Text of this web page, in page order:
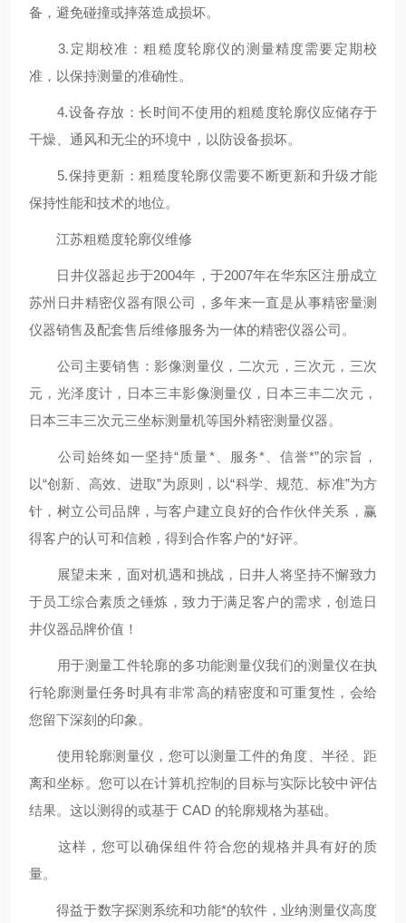
备，避免碰撞或摔落造成损坏。
3.定期校准：粗糙度轮廓仪的测量精度需要定期校
准，以保持测量的准确性。
4.设备存放：长时间不使用的粗糙度轮廓仪应储存于
干燥、通风和无尘的环境中，以防设备损坏。
5.保持更新：粗糙度轮廓仪需要不断更新和升级才能
保持性能和技术的地位。
江苏粗糙度轮廓仪维修
日井仪器起步于2004年，于2007年在华东区注册成立
苏州日井精密仪器有限公司，多年来一直是从事精密量测
仪器销售及配套售后维修服务为一体的精密仪器公司。
公司主要销售：影像测量仪，二次元，三次元，三次
元，光泽度计，日本三丰影像测量仪，日本三丰二次元，
日本三丰三次元三坐标测量机等国外精密测量仪器。
公司始终如一坚持“质量*、服务*、信誉*”的宗旨，
以“创新、高效、进取”为原则，以“科学、规范、标准”为方
针，树立公司品牌，与客户建立良好的合作伙伴关系，赢
得客户的认可和信赖，得到合作客户的*好评。
展望未来，面对机遇和挑战，日井人将坚持不懈致力
于员工综合素质之锤炼，致力于满足客户的需求，创造日
井仪器品牌价值！
用于测量工件轮廓的多功能测量仪我们的测量仪在执
行轮廓测量任务时具有非常高的精密度和可重复性，会给
您留下深刻的印象。
使用轮廓测量仪，您可以测量工件的角度、半径、距
离和坐标。您可以在计算机控制的目标与实际比较中评估
结果。这以测得的或基于 CAD 的轮廓规格为基础。
这样，您可以确保组件符合您的规格并具有好的质
量。
得益于数字探测系统和功能*的软件，业纳测量仪高度